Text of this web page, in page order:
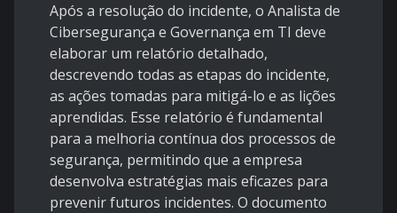
Após a resolução do incidente, o Analista de
Cibersegurança e Governança em TI deve
elaborar um relatório detalhado,
descrevendo todas as etapas do incidente,
as ações tomadas para mitigá-lo e as lições
aprendidas. Esse relatório é fundamental
para a melhoria contínua dos processos de
segurança, permitindo que a empresa
desenvolva estratégias mais eficazes para
prevenir futuros incidentes. O documento